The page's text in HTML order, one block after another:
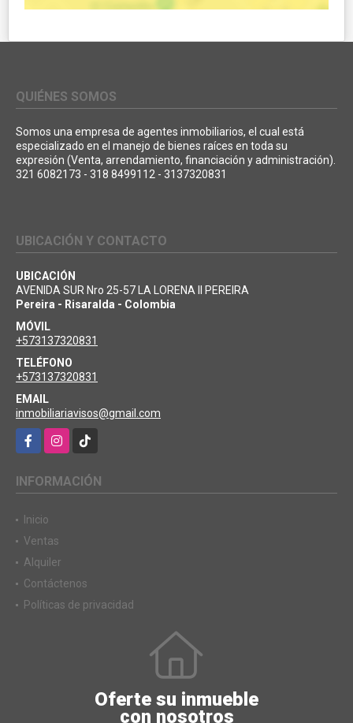
QUIÉNES SOMOS
Somos una empresa de agentes inmobiliarios, el cual está
especializado en el manejo de bienes raíces en toda su
expresión (Venta, arrendamiento, financiación y administración).
321 6082173 - 318 8499112 - 3137320831
UBICACIÓN Y CONTACTO
UBICACIÓN
AVENIDA SUR Nro 25-57 LA LORENA II PEREIRA
Pereira - Risaralda - Colombia
MÓVIL
+573137320831
TELÉFONO
+573137320831
EMAIL
inmobiliariavisos@gmail.com
FacebookInstagramTikTok
INFORMACIÓN
Inicio
Ventas
Alquiler
Contáctenos
Políticas de privacidad
Oferte su inmueble
con nosotros